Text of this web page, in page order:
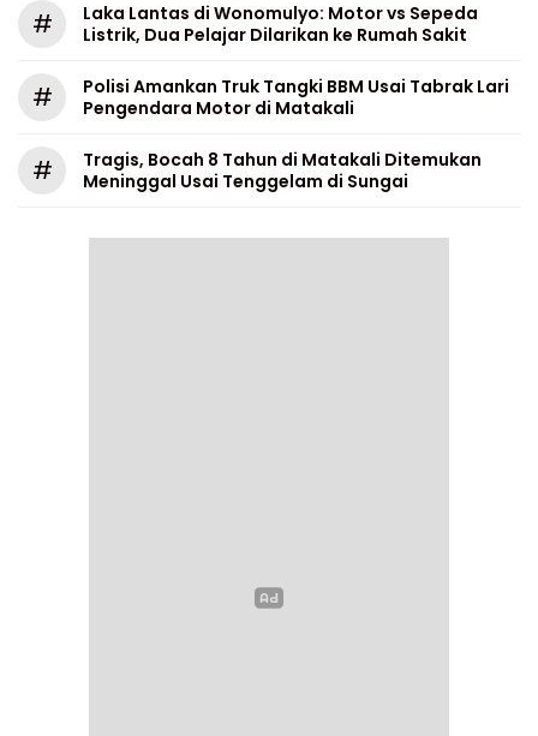
#
Laka Lantas di Wonomulyo: Motor vs Sepeda
Listrik, Dua Pelajar Dilarikan ke Rumah Sakit
#
Polisi Amankan Truk Tangki BBM Usai Tabrak Lari
Pengendara Motor di Matakali
#
Tragis, Bocah 8 Tahun di Matakali Ditemukan
Meninggal Usai Tenggelam di Sungai